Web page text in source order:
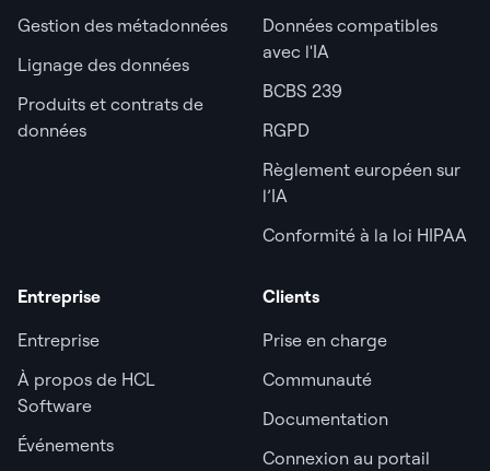
Gestion des métadonnées
Lignage des données
Produits et contrats de
données
Données compatibles
avec l'IA
BCBS 239
RGPD
Règlement européen sur
l’IA
Conformité à la loi HIPAA
Entreprise
Entreprise
À propos de HCL
Software
Événements
Clients
Prise en charge
Communauté
Documentation
Connexion au portail